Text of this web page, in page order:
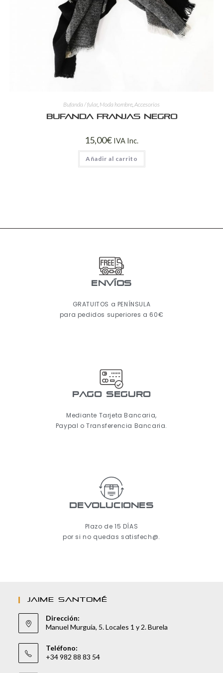
Bufanda / fular, Moda hombre Accesorios
Bufanda franjas negro
15,00€ IVA Inc.
Añadir al carrito
ENVÍOS
GRATUITOS a PENÍNSULA
para pedidos superiores a 60€
pago seguro
Mediante Tarjeta Bancaria,
Paypal o Transferencia Bancaria.
Devoluciones
Plazo de 15 DÍAS
por si no quedas satisfech@.
JAIME SANTOMÉ
Dirección:
Manuel Murguía, 5. Locales 1 y 2. Burela
Teléfono:
+34 982 88 83 54